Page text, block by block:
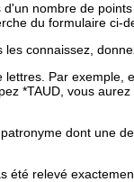
nombre de
du formulaire ci-
connaissez,
Par exemple,
*TAUD, vous
dont une
été relevé